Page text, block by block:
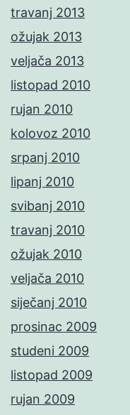
travanj 2013
ožujak 2013
veljača 2013
listopad 2010
rujan 2010
kolovoz 2010
srpanj 2010
lipanj 2010
svibanj 2010
travanj 2010
ožujak 2010
veljača 2010
siječanj 2010
prosinac 2009
studeni 2009
listopad 2009
rujan 2009